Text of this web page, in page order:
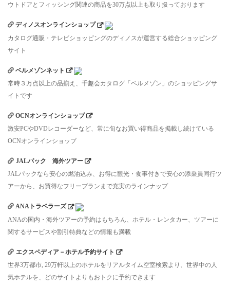
ウトドアとフィッシング関連の商品を30万点以上も取り扱っております
ディノスオンラインショップ
カタログ通販・テレビショッピングのディノスが運営する総合ショッピング
サイト
ベルメゾンネット
常時３万点以上の品揃え、千趣会カタログ「ベルメゾン」のショッピングサ
イトです
OCNオンラインショップ
激安PCやDVDレコーダーなど、常に旬なお買い得商品を掲載し続けている
OCNオンラインショップ
JALパック 海外ツアー
JALパックなら安心の燃油込み、お得に観光・食事付きで安心の添乗員同行ツ
アーから、お買得なフリープランまで充実のラインナップ
ANAトラベラーズ
ANAの国内・海外ツアーの予約はもちろん、ホテル・レンタカー、ツアーに
関するサービスや割引特典などの情報も満載
エクスペディア－ホテル予約サイト
世界3万都市, 29万軒以上のホテルをリアルタイム空室検索より、世界中の人
気ホテルを、どのサイトよりもおトクに予約できます